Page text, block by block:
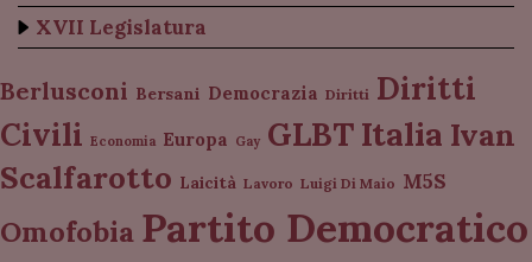
XVII Legislatura
Berlusconi Bersani Democrazia Diritti Diritti
Civili Economia Europa Gay GLBT Italia Ivan
Scalfarotto Laicità Lavoro Luigi Di Maio M5S
Omofobia Partito Democratico